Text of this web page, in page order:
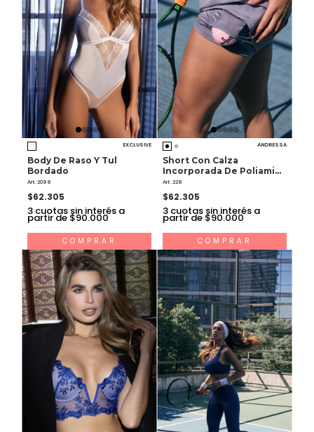
EXCLUSIVE
Body De Raso Y Tul
Bordado
Art. 2088
$62.305
3 cuotas sin interés a
partir de $90.000
COMPRAR
ANDRESSA
Short Con Calza
Incorporada De Poliamida
Y Microfibra
Art. 228
$62.305
3 cuotas sin interés a
partir de $90.000
COMPRAR